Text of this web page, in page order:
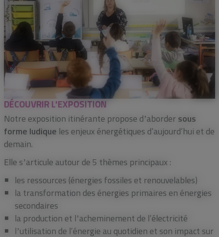
DÉCOUVRIR L'EXPOSITION
Notre exposition itinérante propose dʼaborder sous
forme ludique les enjeux énergétiques d’aujourd’hui et de
demain.
Elle sʼarticule autour de 5 thèmes principaux :
les ressources (énergies fossiles et renouvelables)
la transformation des énergies primaires en énergies
secondaires
la production et lʼacheminement de l’électricité
lʼutilisation de l’énergie au quotidien et son impact sur